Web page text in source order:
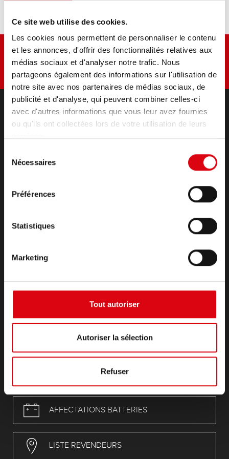
Ce site web utilise des cookies.
Les cookies nous permettent de personnaliser le contenu
et les annonces, d'offrir des fonctionnalités relatives aux
médias sociaux et d'analyser notre trafic. Nous
partageons également des informations sur l'utilisation de
notre site avec nos partenaires de médias sociaux, de
publicité et d'analyse, qui peuvent combiner celles-ci
avec d'autres informations que vous leur avez fournies
ou qu'ils ont collectées lors de votre utilisation de leurs
Nécessaires
Préférences
Statistiques
Marketing
Tout autoriser
Autoriser la sélection
Refuser
PRODUITS
Démarrage & alimentation du réseau de bord
(Semi-) Traction & Stationnaire
Lithium
CONTACT
Conditions générales de vente (CGV)
REACH Règlement
Compliance
CAProp65_Declaration
PFAS
AFFECTATIONS BATTERIES
LISTE REVENDEURS